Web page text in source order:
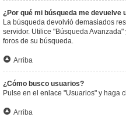
¿Por qué mi búsqueda me devuelve
La búsqueda devolvió demasiados
servidor. Utilice "Búsqueda
foros de su búsqueda.
Arriba
¿Cómo busco usuarios?
Pulse en el enlace "Usuarios" y haga
Arriba